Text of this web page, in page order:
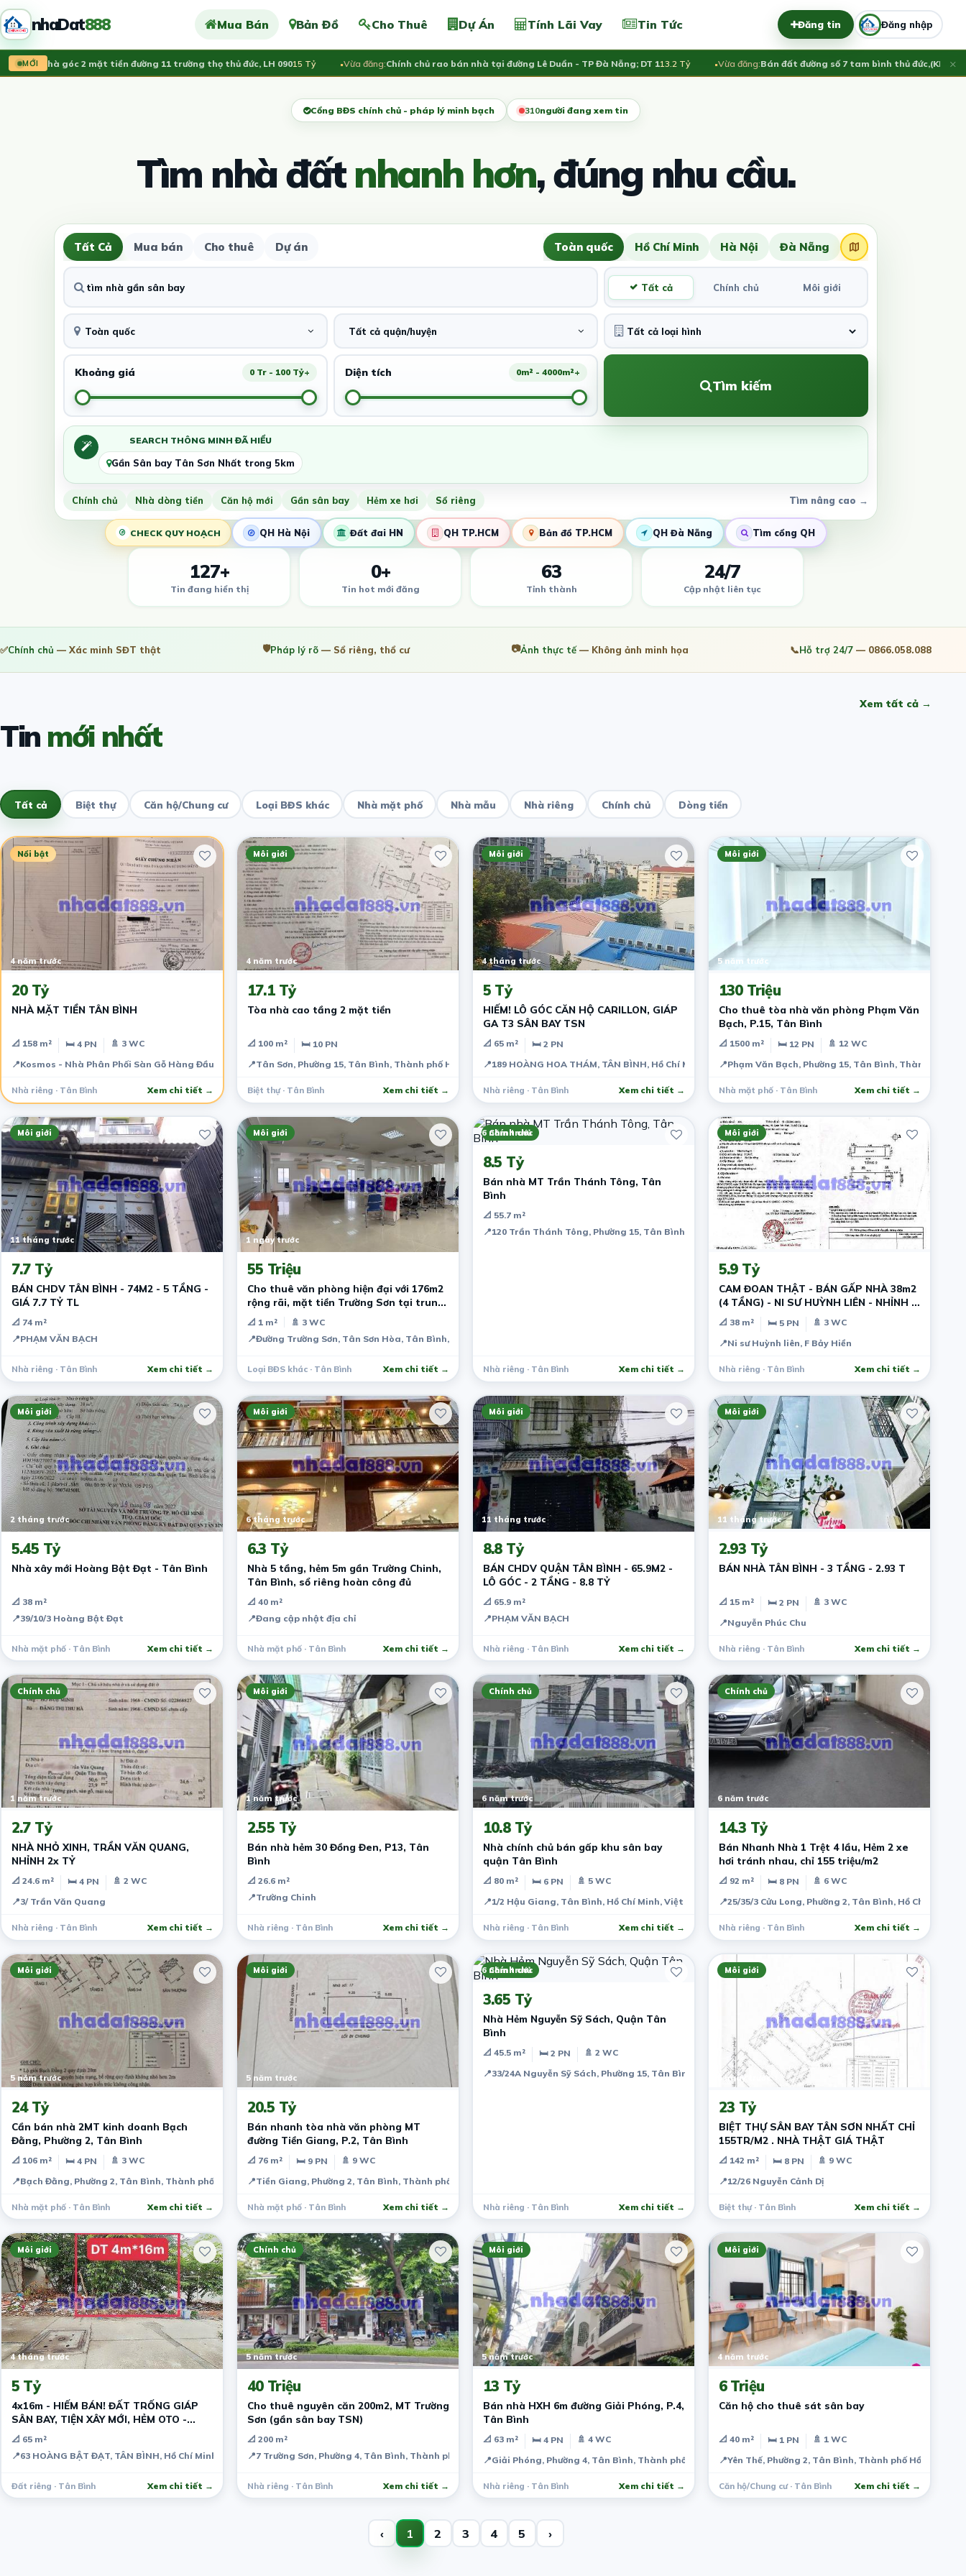
nhaDat888 Mua Bán Bản Đồ Cho Thuê Dự Án Tính Lãi Vay Tin Tức Đăng tin Đăng nhập
MỚI
nhà góc 2 mặt tiền đường 11 trường thọ thủ đức, LH 09015 Tỷ Vừa đăng:Chính chủ rao bán nhà tại đường Lê Duẩn - TP Đà Nẵng; DT 113.2 Tỷ Vừa đăng:Bán đất đường số 7 tam bình thủ đức,(KHU NHÀ Ở
×
Cổng BĐS chính chủ - pháp lý minh bạch 310người đang xem tin
Tìm nhà đấtnhanh hơn, đúng nhu cầu.
Tất Cả Mua bán Cho thuê Dự án Toàn quốc Hồ Chí Minh Hà Nội Đà Nẵng
Tất cả Chính chủ Môi giới
Toàn quốc Tất cả quận/huyện
Khoảng giá 0 Tr - 100 Tỷ+ Diện tích 0m² - 4000m²+
Tìm kiếm
SEARCH THÔNG MINH ĐÃ HIỂU
Gần Sân bay Tân Sơn Nhất trong 5km
Chính chủ Nhà dòng tiền Căn hộ mới Gần sân bay Hẻm xe hơi Sổ riêng Tìm nâng cao →
CHECK QUY HOẠCH QH Hà Nội Đất đai HN QH TP.HCM Bản đồ TP.HCM QH Đà Nẵng Tìm cổng QH
127+
Tin đang hiển thị
0+
Tin hot mới đăng
63
Tỉnh thành
24/7
Cập nhật liên tục
✅Chính chủ — Xác minh SĐT thật 🛡️Pháp lý rõ — Sổ riêng, thổ cư 📷Ảnh thực tế— Không ảnh minh họa 📞Hỗ trợ 24/7 — 0866.058.088
Tinmới nhất
Xem tất cả →
Tất cả Biệt thự Căn hộ/Chung cư Loại BĐS khác Nhà mặt phố Nhà mẫu Nhà riêng Chính chủ Dòng tiền
Nổi bật
4 năm trước
20 Tỷ
NHÀ MẶT TIỀN TÂN BÌNH
📐 158 m² 🛏 4 PN
🚿 3 WC
📍Kosmos - Nhà Phân Phối Sàn Gỗ Hàng Đầu Việt Nam, Tân Sơn, Phường 15, Tân Bình, Thành phố Hồ Chí Minh, Việt Nam
Nhà riêng · Tân Bình Xem chi tiết →
Môi giới
4 năm trước
17.1 Tỷ
Tòa nhà cao tầng 2 mặt tiền
📐 100 m²
🛏 10 PN
📍Tân Sơn, Phường 15, Tân Bình, Thành phố Hồ Chí Minh, Việt Nam
Biệt thự · Tân Bình Xem chi tiết →
Môi giới
4 tháng trước
5 Tỷ
HIẾM! LÔ GÓC CĂN HỘ CARILLON, GIÁP
GA T3 SÂN BAY TSN
📐 65 m²
🛏 2 PN
📍189 HOÀNG HOA THÁM, TÂN BÌNH, Hồ Chí Minh, Vietnam
Nhà riêng · Tân Bình Xem chi tiết →
Môi giới
5 năm trước
130 Triệu
Cho thuê tòa nhà văn phòng Phạm Văn
Bạch, P.15, Tân Bình
📐 1500 m² 🛏 12 PN
🚿 12 WC
📍Phạm Văn Bạch, Phường 15, Tân Bình, Thành phố
Nhà mặt phố · Tân Bình Xem chi tiết →
Môi giới
11 tháng trước
7.7 Tỷ
BÁN CHDV TÂN BÌNH - 74M2 - 5 TẦNG -
GIÁ 7.7 TỶ TL
📐 74 m²
📍PHẠM VĂN BẠCH
Nhà riêng · Tân Bình Xem chi tiết →
Môi giới
1 ngày trước
55 Triệu
Cho thuê văn phòng hiện đại với 176m2
rộng rãi, mặt tiền Trường Sơn tại trung
tâm Tân Bình
📐 1 m²
🚿 3 WC
📍Đường Trường Sơn, Tân Sơn Hòa, Tân Bình, TPHCM
Loại BĐS khác · Tân Bình Xem chi tiết →
Chính chủ
6 năm trước
8.5 Tỷ
Bán nhà MT Trần Thánh Tông, Tân
Bình
📐 55.7 m²
📍120 Trần Thánh Tông, Phường 15, Tân Bình, Hồ Chí Minh, Việt Nam
Nhà riêng · Tân Bình Xem chi tiết →
Môi giới
2 tháng trước
5.9 Tỷ
CAM ĐOAN THẬT - BÁN GẤP NHÀ 38m2
(4 TẦNG) - NI SƯ HUỲNH LIÊN - NHỈNH 5
TỶ TL
📐 38 m² 🛏 5 PN
🚿 3 WC
📍Ni sư Huỳnh liên, F Bảy Hiền
Nhà riêng · Tân Bình Xem chi tiết →
Môi giới
2 tháng trước
5.45 Tỷ
Nhà xây mới Hoàng Bật Đạt - Tân Bình
📐 38 m²
📍39/10/3 Hoàng Bật Đạt
Nhà mặt phố · Tân Bình Xem chi tiết →
Môi giới
6 tháng trước
6.3 Tỷ
Nhà 5 tầng, hẻm 5m gần Trường Chinh,
Tân Bình, sổ riêng hoàn công đủ
📐 40 m²
📍Đang cập nhật địa chỉ
Nhà mặt phố · Tân Bình Xem chi tiết →
Môi giới
11 tháng trước
8.8 Tỷ
BÁN CHDV QUẬN TÂN BÌNH - 65.9M2 -
LÔ GÓC - 2 TẦNG - 8.8 TỶ
📐 65.9 m²
📍PHẠM VĂN BẠCH
Nhà riêng · Tân Bình Xem chi tiết →
Môi giới
11 tháng trước
2.93 Tỷ
BÁN NHÀ TÂN BÌNH - 3 TẦNG - 2.93 T
📐 15 m² 🛏 2 PN
🚿 3 WC
📍Nguyễn Phúc Chu
Nhà riêng · Tân Bình Xem chi tiết →
Chính chủ
1 năm trước
2.7 Tỷ
NHÀ NHỎ XINH, TRẦN VĂN QUANG,
NHỈNH 2x TỶ
📐 24.6 m² 🛏 4 PN
🚿 2 WC
📍3/ Trần Văn Quang
Nhà riêng · Tân Bình Xem chi tiết →
Môi giới
1 năm trước
2.55 Tỷ
Bán nhà hẻm 30 Đồng Đen, P13, Tân
Bình
📐 26.6 m²
📍Trường Chinh
Nhà riêng · Tân Bình Xem chi tiết →
Chính chủ
6 năm trước
10.8 Tỷ
Nhà chính chủ bán gấp khu sân bay
quận Tân Bình
📐 80 m² 🛏 6 PN
🚿 5 WC
📍1/2 Hậu Giang, Tân Bình, Hồ Chí Minh, Việt Nam
Nhà riêng · Tân Bình Xem chi tiết →
Chính chủ
6 năm trước
14.3 Tỷ
Bán Nhanh Nhà 1 Trệt 4 lầu, Hẻm 2 xe
hơi tránh nhau, chỉ 155 triệu/m2
📐 92 m² 🛏 8 PN
🚿 6 WC
📍25/35/3 Cửu Long, Phường 2, Tân Bình, Hồ Chí Minh,
Nhà riêng · Tân Bình Xem chi tiết →
Môi giới
5 năm trước
24 Tỷ
Cần bán nhà 2MT kinh doanh Bạch
Đằng, Phường 2, Tân Bình
📐 106 m² 🛏 4 PN
🚿 3 WC
📍Bạch Đằng, Phường 2, Tân Bình, Thành phố Hồ Chí Minh, Việt Nam
Nhà mặt phố · Tân Bình Xem chi tiết →
Môi giới
5 năm trước
20.5 Tỷ
Bán nhanh tòa nhà văn phòng MT
đường Tiền Giang, P.2, Tân Bình
📐 76 m² 🛏 9 PN
🚿 9 WC
📍Tiền Giang, Phường 2, Tân Bình, Thành phố Hồ Chí Minh, Việt Nam
Nhà mặt phố · Tân Bình Xem chi tiết →
Chính chủ
6 năm trước
3.65 Tỷ
Nhà Hẻm Nguyễn Sỹ Sách, Quận Tân
Bình
📐 45.5 m² 🛏 2 PN
🚿 2 WC
📍33/24A Nguyễn Sỹ Sách, Phường 15, Tân Bình, Hồ Chí Minh, Việt Nam
Nhà riêng · Tân Bình Xem chi tiết →
Môi giới
5 ngày trước
23 Tỷ
BIỆT THỰ SÂN BAY TÂN SƠN NHẤT CHỈ
155TR/M2 . NHÀ THẬT GIÁ THẬT
📐 142 m² 🛏 8 PN
🚿 9 WC
📍12/26 Nguyễn Cảnh Dị
Biệt thự · Tân Bình Xem chi tiết →
Môi giới
4 tháng trước
5 Tỷ
4x16m - HIẾM BÁN! ĐẤT TRỐNG GIÁP
SÂN BAY, TIỆN XÂY MỚI, HẺM OTO -
📐 65 m²
📍63 HOÀNG BẬT ĐẠT, TÂN BÌNH, Hồ Chí Minh, Vietnam
Đất riêng · Tân Bình Xem chi tiết →
Chính chủ
5 năm trước
40 Triệu
Cho thuê nguyên căn 200m2, MT Trường
Sơn (gần sân bay TSN)
📐 200 m²
📍7 Trường Sơn, Phường 4, Tân Bình, Thành phố Hồ Chí Minh, Việt Nam
Nhà riêng · Tân Bình Xem chi tiết →
Môi giới
5 năm trước
13 Tỷ
Bán nhà HXH 6m đường Giải Phóng, P.4,
Tân Bình
📐 63 m² 🛏 4 PN
🚿 4 WC
📍Giải Phóng, Phường 4, Tân Bình, Thành phố Hồ Chí Minh, Việt Nam
Nhà riêng · Tân Bình Xem chi tiết →
Môi giới
4 năm trước
6 Triệu
Căn hộ cho thuê sát sân bay
📐 40 m² 🛏 1 PN
🚿 1 WC
📍Yên Thế, Phường 2, Tân Bình, Thành phố Hồ Chí
Căn hộ/Chung cư · Tân Bình Xem chi tiết →
‹ 1 2 3 4 5 ›